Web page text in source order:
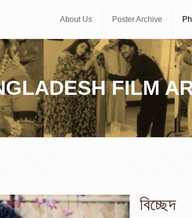
About Us Poster Archive
FILM
বিচ্ছেদ